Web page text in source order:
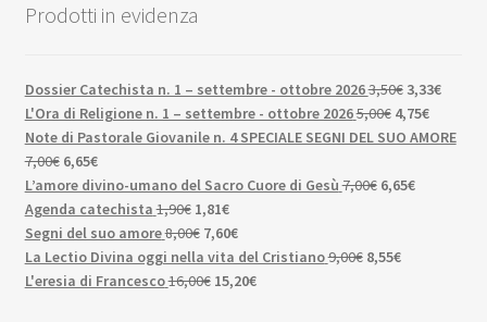
Prodotti in evidenza
Dossier Catechista n. 1 – settembre - ottobre 20263,50€ Il
prezzo
originale
3,50€.
3,33€Il
attuale
L'Ora di Religione n. 1 – settembre - ottobre 20265,00€ Il
prezzo
era:
4,75€Il
prezzo
Note di Pastorale Giovanile n. 4 SPECIALE SEGNI DEL SUO AMORE
7,00€ Il
prezzo
originale
era:
7,00€.
6,65€Il
prezzo
attuale
è:
6,65€.
L’amore divino-umano del Sacro Cuore di Gesù 7,00€ Il
era:
6,65€Il
Agenda catechista 1,90€ Il
prezzo
originale
era:
1,81€Il
prezzo
attuale
è:
Segni del suo amore8,00€ Il
prezzo
originale
7,60€Il
prezzo
attuale
La Lectio Divina oggi nella vita del Cristiano9,00€ Il8,55€Il
L'eresia di Francesco16,00€ Il15,20€Il